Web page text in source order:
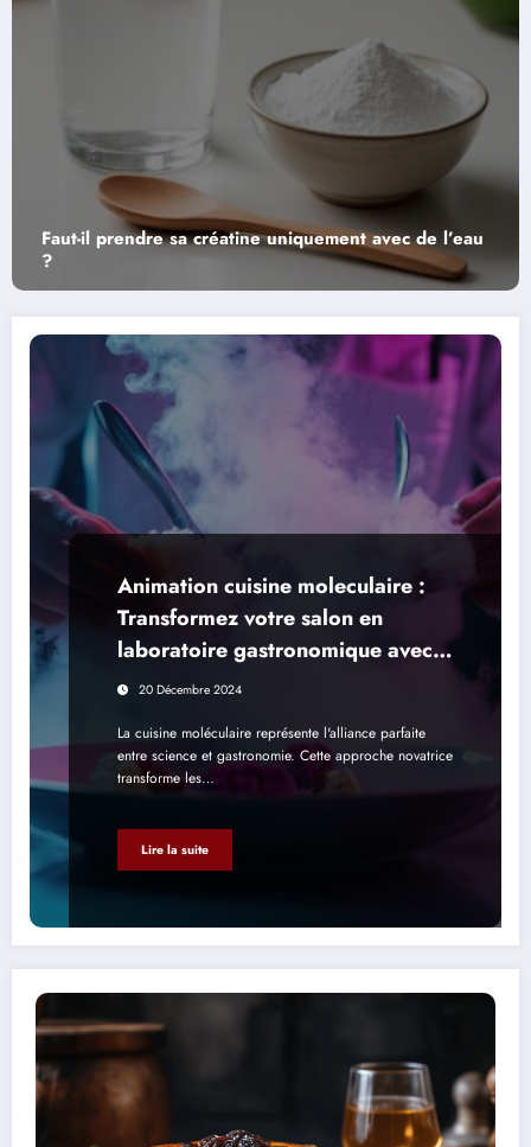
avec de l’eau
Recettes savoureuses et légères :
vedette dans vos jus detox de
Animation cuisine moleculaire :
Transformez votre salon en
laboratoire gastronomique avec
un chef prive
20 Décembre 2024
La cuisine moléculaire représente l'alliance parfaite
entre science et gastronomie. Cette approche novatrice
transforme les…
Lire la suite